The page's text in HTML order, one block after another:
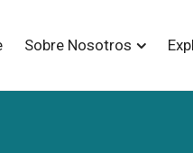
Sobre Nosotros